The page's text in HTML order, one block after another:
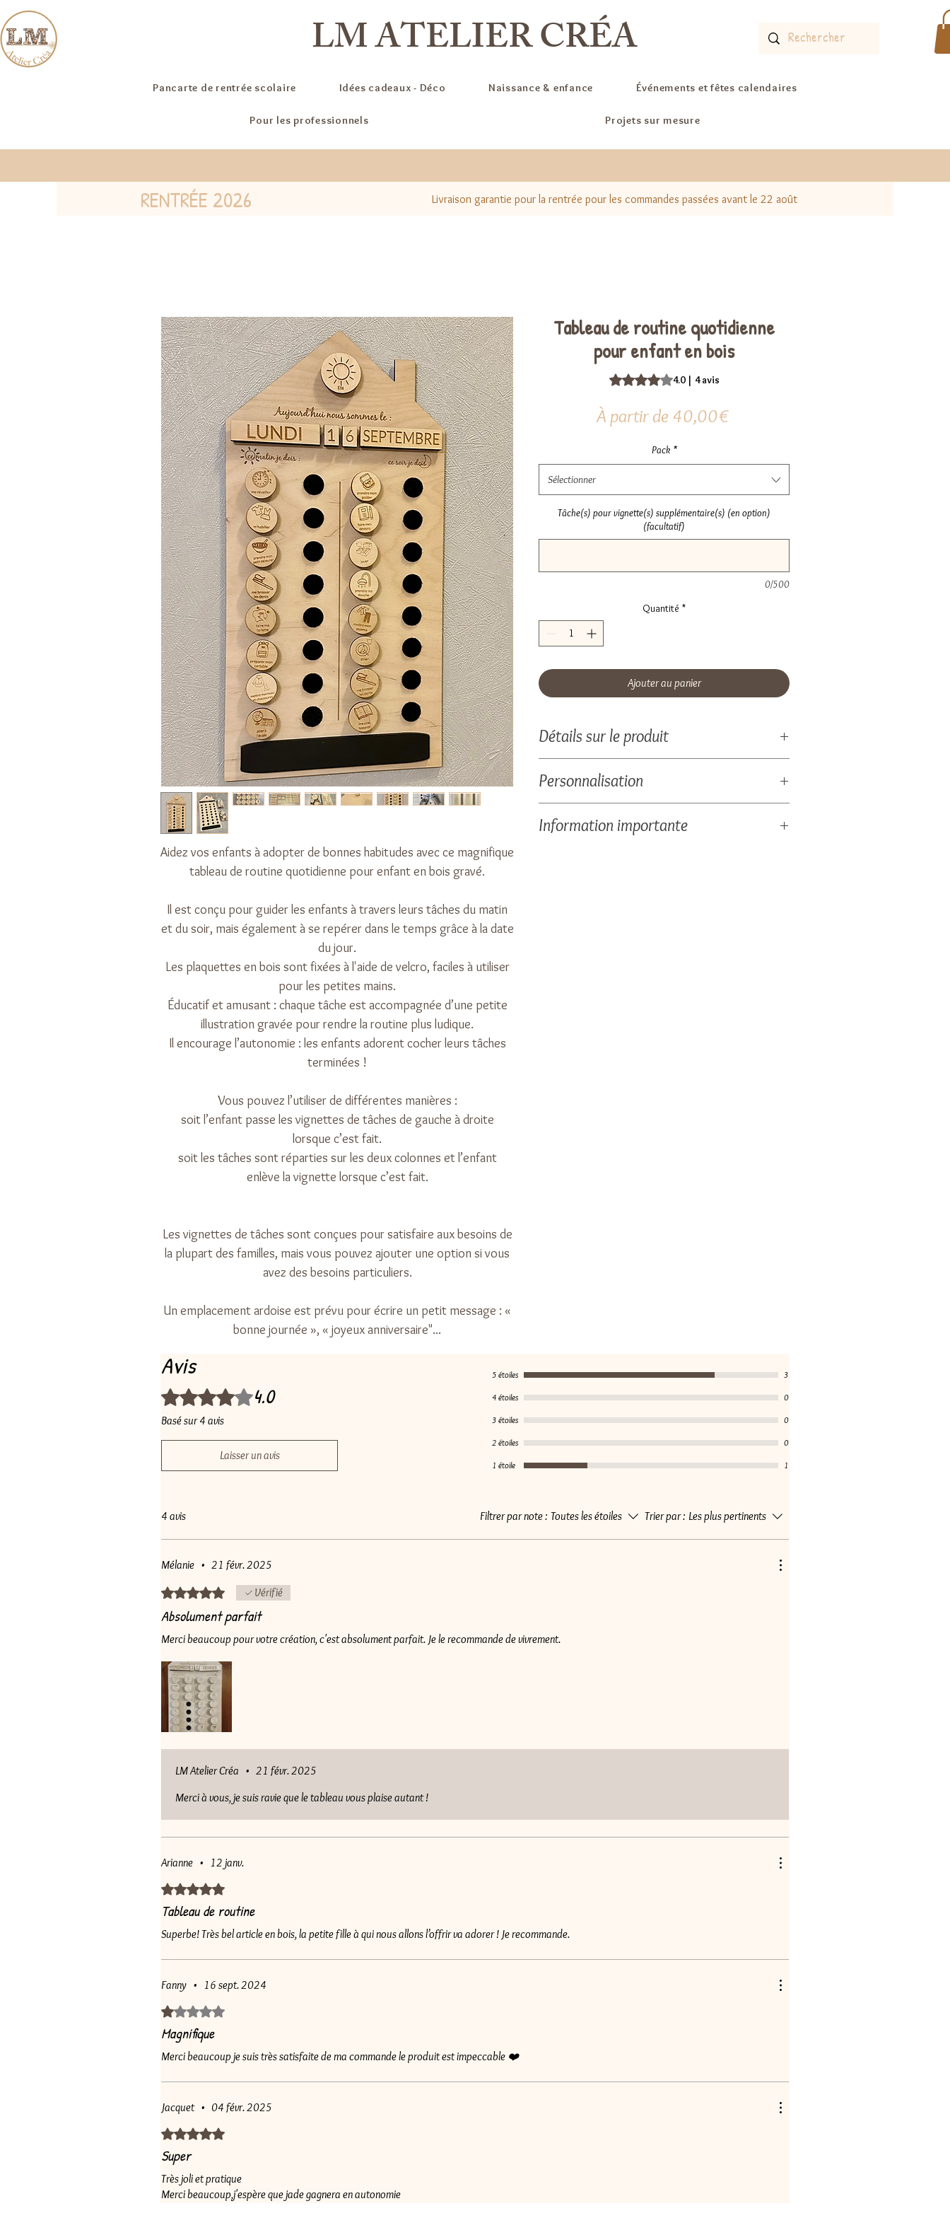
LM ATELIER CRÉA
Pancarte de rentrée scolaire Idées cadeaux - Déco Naissance & enfance Événements et fêtes calendaires
Pour les professionnels Projets sur mesure
RENTRÉE 2026 Livraison garantie pour la rentrée pour les commandes passées avant le 22 août
Aidez vos enfants à adopter de bonnes habitudes avec ce magnifique
tableau de routine quotidienne pour enfant en bois gravé.
Il est conçu pour guider les enfants à travers leurs tâches du matin
et du soir, mais également à se repérer dans le temps grâce à la date
du jour.
Les plaquettes en bois sont fixées à l'aide de velcro, faciles à utiliser
pour les petites mains.
Éducatif et amusant : chaque tâche est accompagnée d’une petite
illustration gravée pour rendre la routine plus ludique.
Il encourage l’autonomie : les enfants adorent cocher leurs tâches
terminées !
Vous pouvez l’utiliser de différentes manières :
soit l’enfant passe les vignettes de tâches de gauche à droite
lorsque c’est fait.
soit les tâches sont réparties sur les deux colonnes et l’enfant
enlève la vignette lorsque c’est fait.
Les vignettes de tâches sont conçues pour satisfaire aux besoins de
la plupart des familles, mais vous pouvez ajouter une option si vous
avez des besoins particuliers.
Un emplacement ardoise est prévu pour écrire un petit message : «
bonne journée », « joyeux anniversaire"...
Tableau de routine quotidienne
pour enfant en bois
La note est de 4.0 sur cinq étoiles selon 4 avis
4.0 | 4 avis
À partir de 40,00€Prix
Pack *
Sélectionner
Tâche(s) pour vignette(s) supplémentaire(s) (en option)
(facultatif)
0/500
Quantité *
Ajouter au panier
Détails sur le produit
Taille : 44 x 22 cm, accroche tableau
Sachets de rangement pour les plaquettes.
Craie fournie.
Personnalisation
production.
Information importante
Avis
Noté 4 sur 5. 4.0
Basé sur 4 avis
Laisser un avis
5 étoiles 3
4 étoiles 0
3 étoiles 0
2 étoiles 0
1 étoile 1
4 avis Filtrer par note : Toutes les étoiles Trier par : Les plus pertinents
Mélanie • 21 févr. 2025
Noté 5 sur 5. Vérifié
Absolument parfait
Merci beaucoup pour votre création, c'est absolument parfait. Je le recommande de vivrement.
LM Atelier Créa • 21 févr. 2025
Merci à vous, je suis ravie que le tableau vous plaise autant !
Arianne • 12 janv.
Noté 5 sur 5.
Tableau de routine
Superbe! Très bel article en bois, la petite fille à qui nous allons l’offrir va adorer ! Je recommande.
Fanny • 16 sept. 2024
Noté 1 sur 5.
Magnifique
Merci beaucoup je suis très satisfaite de ma commande le produit est impeccable ❤️
Jacquet • 04 févr. 2025
Noté 5 sur 5.
Super
Très joli et pratique
Merci beaucoup,j'espère que jade gagnera en autonomie